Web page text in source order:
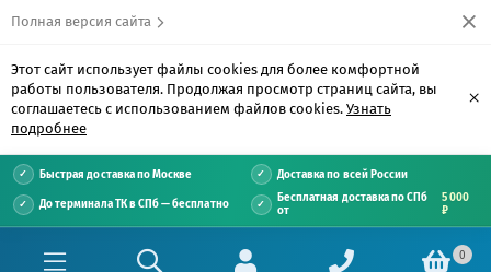
Полная версия сайта
Этот сайт использует файлы cookies для более комфортной
работы пользователя. Продолжая просмотр страниц сайта, вы
соглашаетесь с использованием файлов cookies. Узнать
подробнее
×
Быстрая доставка по Москве Доставка по всей России
До терминала ТК в СПб — бесплатно
Бесплатная доставка по СПб
от
5 000
₽
0